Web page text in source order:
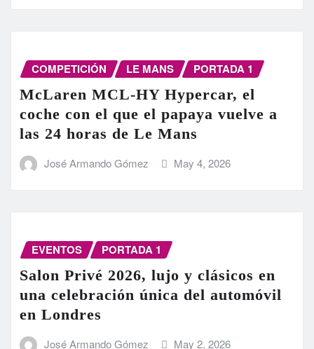
COMPETICIÓN LE MANS PORTADA 1
McLaren MCL-HY Hypercar, el
coche con el que el papaya vuelve a
las 24 horas de Le Mans
José Armando Gómez May 4, 2026
EVENTOS PORTADA 1
Salon Privé 2026, lujo y clásicos en
una celebración única del automóvil
en Londres
José Armando Gómez May 2, 2026